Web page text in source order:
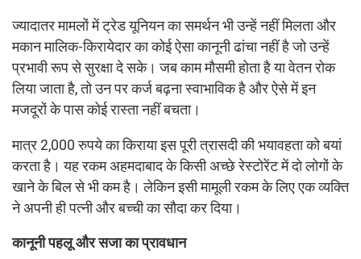
ज्यादातर मामलों में ट्रेड यूनियन का समर्थन भी उन्हें नहीं मिलता और
मकान मालिक-किरायेदार का कोई ऐसा कानूनी ढांचा नहीं है जो उन्हें
प्रभावी रूप से सुरक्षा दे सके। जब काम मौसमी होता है या वेतन रोक
लिया जाता है, तो उन पर कर्ज बढ़ना स्वाभाविक है और ऐसे में इन
मजदूरों के पास कोई रास्ता नहीं बचता।
मात्र 2,000 रुपये का किराया इस पूरी त्रासदी की भयावहता को बयां
करता है। यह रकम अहमदाबाद के किसी अच्छे रेस्टोरेंट में दो लोगों के
खाने के बिल से भी कम है। लेकिन इसी मामूली रकम के लिए एक व्यक्ति
ने अपनी ही पत्नी और बच्ची का सौदा कर दिया।
कानूनी पहलू और सजा का प्रावधान